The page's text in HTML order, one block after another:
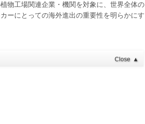
物工場関連企業・機関を対象に、世界全体の
ーにとっての海外進出の重要性を明らかにす
Close ▲